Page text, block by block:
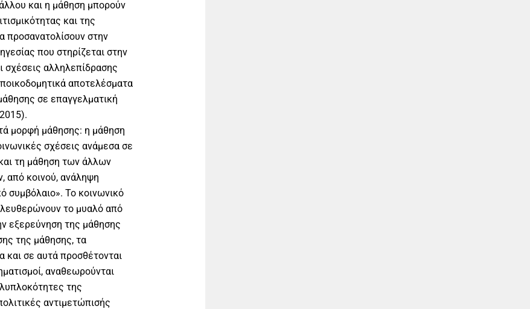
και η μάθηση μπορούν
και της
προσανατολίσουν στην
που στηρίζεται στην
αλληλεπίδρασης
αποτελέσματα
σε επαγγελματική
μορφή μάθησης: η μάθηση
σχέσεις ανάμεσα σε
τη μάθηση των άλλων
από κοινού, ανάληψη
συμβόλαιο». Το κοινωνικό
το μυαλό από
εξερεύνηση της μάθησης
της μάθησης, τα
και σε αυτά προσθέτονται
αναθεωρούνται
της
αντιμετώπισής